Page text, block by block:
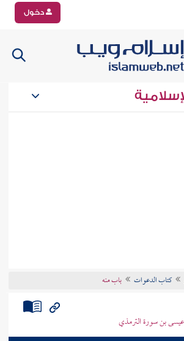
دخول
كتاب الدعوات باب منه
بن سورة الترمذي